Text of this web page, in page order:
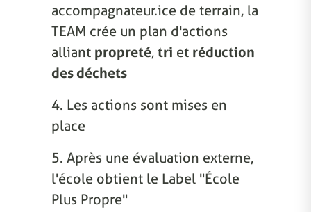
accompagnateur.ice de terrain, la
TEAM crée un plan d'actions
alliant propreté, tri et réduction
des déchets
4. Les actions sont mises en
place
5. Après une évaluation externe,
l'école obtient le Label "École
Plus Propre"